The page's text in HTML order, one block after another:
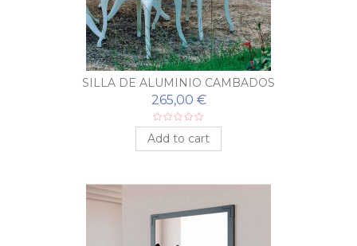
SILLA DE ALUMINIO CAMBADOS
265,00 €
Add to cart